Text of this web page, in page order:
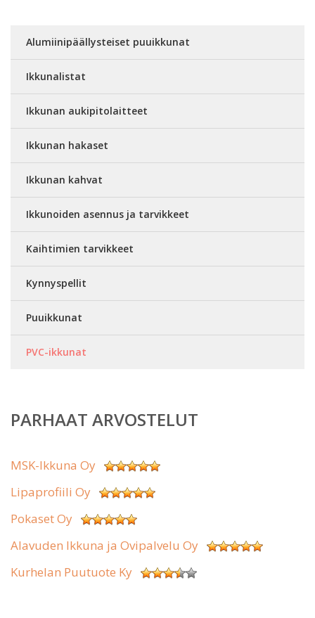
Alumiinipäällysteiset puuikkunat
Ikkunalistat
Ikkunan aukipitolaitteet
Ikkunan hakaset
Ikkunan kahvat
Ikkunoiden asennus ja tarvikkeet
Kaihtimien tarvikkeet
Kynnyspellit
Puuikkunat
PVC-ikkunat
PARHAAT ARVOSTELUT
MSK-Ikkuna Oy
Lipaprofiili Oy
Pokaset Oy
Alavuden Ikkuna ja Ovipalvelu Oy
Kurhelan Puutuote Ky